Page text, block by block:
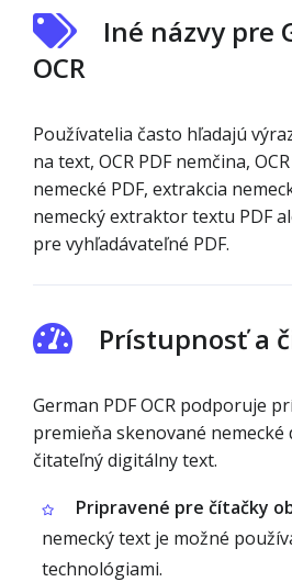
Iné názvy pre
OCR
Používatelia často hľadajú
na text, OCR PDF nemčina,
nemecké PDF, extrakcia
nemecký extraktor textu PDF
pre vyhľadávateľné PDF.
Prístupnosť a
German PDF OCR podporuje
premieňa skenované nemecké
čitateľný digitálny text.
Pripravené pre čítačky
nemecký text je možné
technológiami.